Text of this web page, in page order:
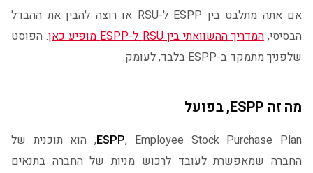
אם אתה מתלבט בין ESPP ל-RSU או רוצה להבין את ההבדל
הבסיסי,המדריך ההשוואתי בין RSU ל-ESPP מופיע כאן
. הפוסט
שלפניך מתמקד ב-ESPP בלבד, לעומק.
מה זה ESPP, בפועל
ESPP, Employee Stock Purchase Plan, הוא תוכנית של
החברה שמאפשרת לעובד לרכוש מניות של החברה בתנאים